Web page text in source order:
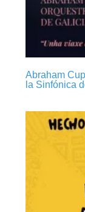
Abraham
la Sinfónica